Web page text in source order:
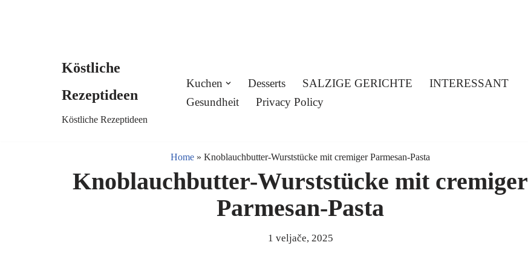
Köstliche
Rezeptideen
Köstliche Rezeptideen
Kuchen Desserts SALZIGE GERICHTE
INTERESSANT
Gesundheit
Privacy Policy
Home » Knoblauchbutter-Wurststücke mit cremiger Parmesan-Pasta
Knoblauchbutter-Wurststücke mit cremiger
Parmesan-Pasta
1 veljače, 2025